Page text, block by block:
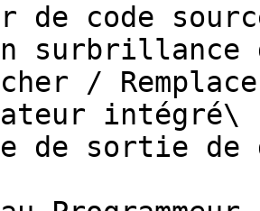
de code
surbrillance
/
intégré\
de sortie de